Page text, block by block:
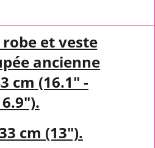
et veste
ancienne
cm (16.1" -
cm (13").